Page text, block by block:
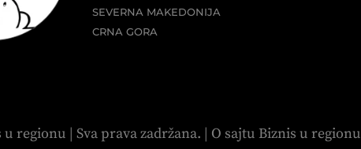
SEVERNA MAKEDONIJA
CRNA GORA
regionu | Sva prava zadržana. | O sajtu Biznis u regionu